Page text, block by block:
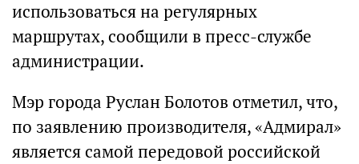
использоваться на регулярных
маршрутах, сообщили в пресс-службе
администрации.
Мэр города Руслан Болотов отметил, что,
по заявлению производителя, «Адмирал»
является самой передовой российской